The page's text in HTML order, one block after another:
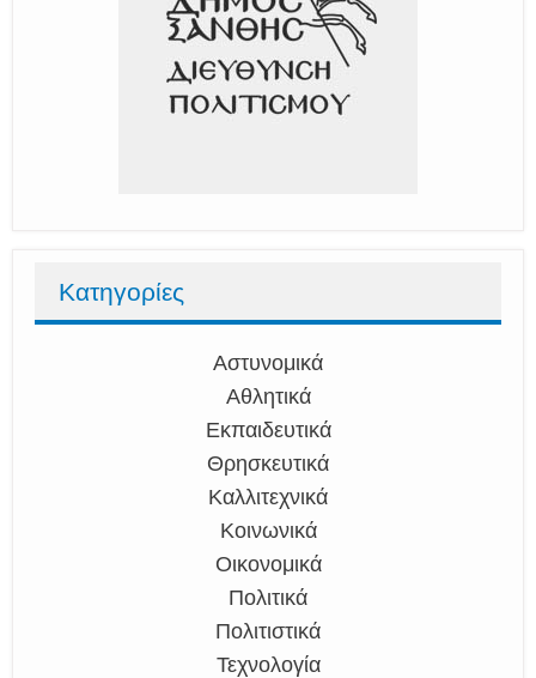
Κατηγορίες
Αστυνομικά
Αθλητικά
Εκπαιδευτικά
Θρησκευτικά
Καλλιτεχνικά
Κοινωνικά
Οικονομικά
Πολιτικά
Πολιτιστικά
Τεχνολογία